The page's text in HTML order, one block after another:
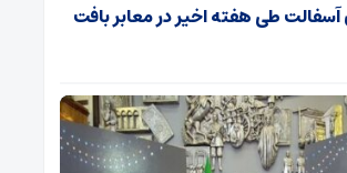
۷۵ تن آسفالت طی هفته اخیر در معابر بافت